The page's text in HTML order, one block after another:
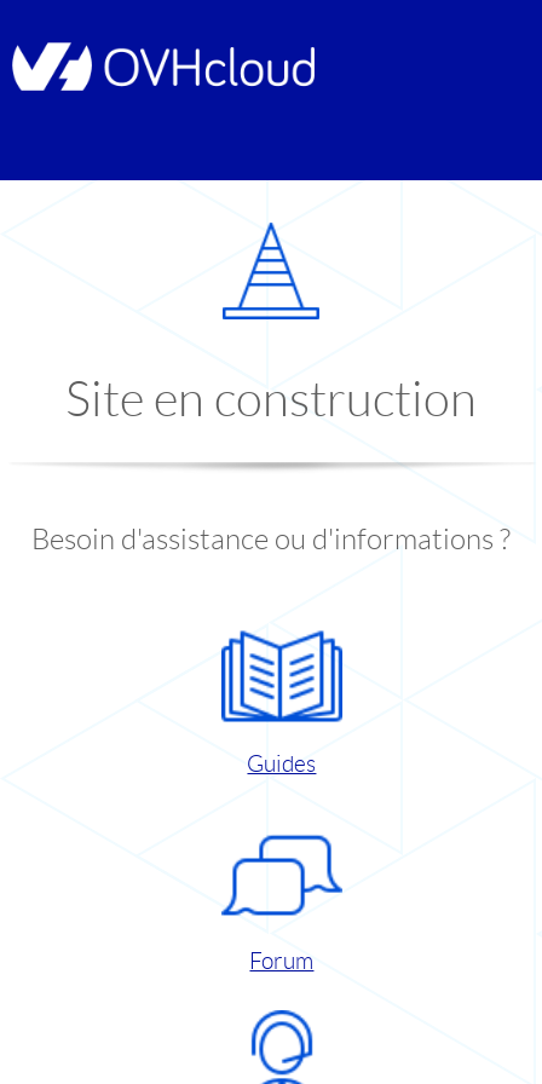
Site en construction
Besoin d'assistance ou d'informations ?
Guides
Forum